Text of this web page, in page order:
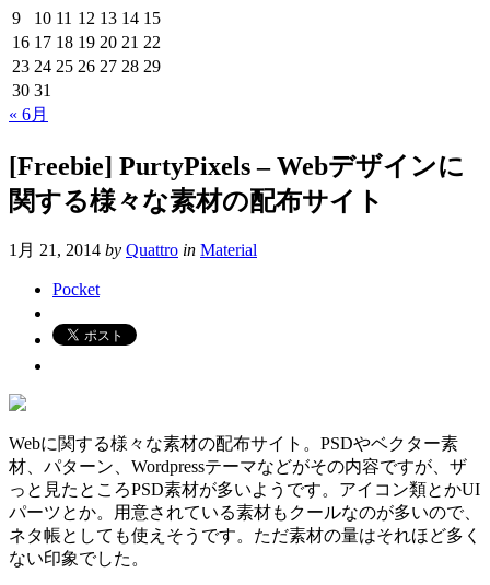
9
10 11 12 13 14 15
16 17 18 19 20 21 22
23 24 25 26 27 28 29
30 31
« 6月
[Freebie] PurtyPixels – Webデザインに
関する様々な素材の配布サイト
1月 21, 2014 by Quattro in Material
Pocket
Webに関する様々な素材の配布サイト。PSDやベクター素
材、パターン、Wordpressテーマなどがその内容ですが、ザ
っと見たところPSD素材が多いようです。アイコン類とかUI
パーツとか。用意されている素材もクールなのが多いので、
ネタ帳としても使えそうです。ただ素材の量はそれほど多く
ない印象でした。